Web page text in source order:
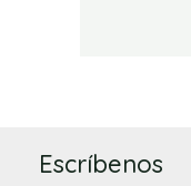
Escríbenos